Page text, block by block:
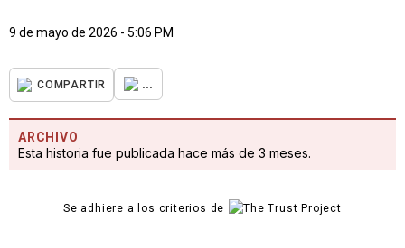
9 de mayo de 2026 - 5:06 PM
COMPARTIR ...
ARCHIVO
Esta historia fue publicada hace más de 3 meses.
Se adhiere a los criterios de